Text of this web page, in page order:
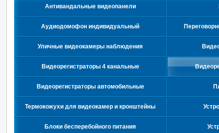
Антивандальные видеопанели
Аудиодомофон индивидуальный
Уличные видеокамеры наблюдения
Видеорегистраторы 4 канальные
Видеорегистраторы автомобильные
Термокожухи для видеокамер и кронштейны
Блоки бесперебойного питания